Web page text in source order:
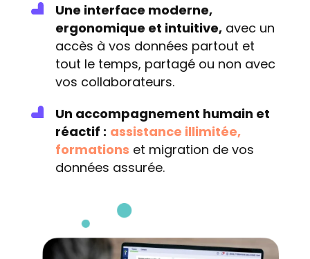
Une interface moderne,
ergonomique et intuitive,avec un
accès à vos données partout et
tout le temps, partagé ou non avec
vos collaborateurs.
Un accompagnement humain et
réactif : assistance illimitée,
formations et migration de vos
données assurée.